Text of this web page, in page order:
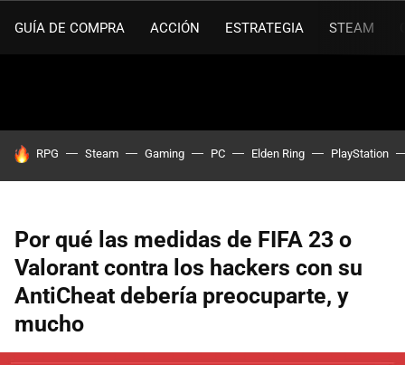
GUÍA DE COMPRA ACCIÓN ESTRATEGIA STEAM
HOY SE HABLA DE
RPG Steam Gaming PC Elden Ring PlayStation
Por qué las medidas de FIFA 23 o
Valorant contra los hackers con su
AntiCheat debería preocuparte, y
mucho